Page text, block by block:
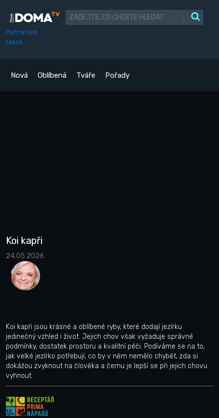
Partnerská
sekce
Nová Oblíbená Tváře Pořady
Koi kapři
24.05.2026
Koi kapři jsou krásné a oblíbené ryby, které dodají jezírku
jedinečný vzhled i život. Jejich chov však vyžaduje správné
podmínky, dostatek prostoru a kvalitní péči. Podíváme se na to,
jak velké jezírko potřebují, co by v něm nemělo chybět, zda si
dokážou zvyknout na člověka a čemu je lepší se při jejich chovu
vyhnout.